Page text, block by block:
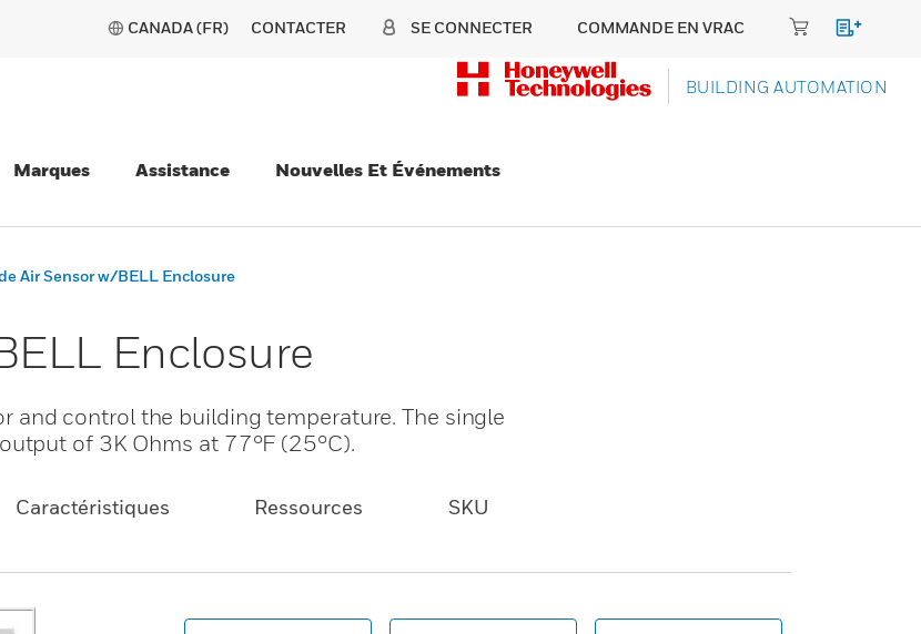
CANADA (FR) CONTACTER SE CONNECTER COMMANDE EN VRAC
BUILDING AUTOMATION
Marques Assistance Nouvelles Et Événements
Air Sensor w/BELL Enclosure
Enclosure
and control the building temperature. The single
of 3K Ohms at 77°F (25°C).
Caractéristiques Ressources SKU